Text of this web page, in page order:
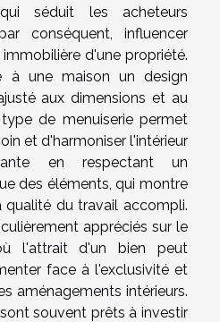
séduit les acheteurs
conséquent, influencer
d'une propriété.
à une maison un design
aux dimensions et au
de menuiserie permet
et d'harmoniser l'intérieur
en respectant un
des éléments, qui montre
du travail accompli.
appréciés sur le
l'attrait d'un bien peut
face à l'exclusivité et
aménagements intérieurs.
souvent prêts à investir